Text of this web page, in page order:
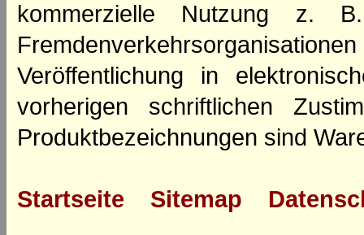
kommerzielle Nutzung z.
Veröffentlichung in
vorherigen schriftlichen
Produktbezeichnungen sind
Startseite Sitemap